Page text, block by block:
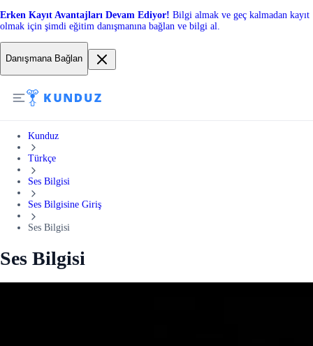
Erken Kayıt Avantajları Devam Ediyor! Bilgi almak ve geç kalmadan kayıt
olmak için şimdi eğitim danışmanına bağlan ve bilgi al.
Danışmana Bağlan
Kunduz
Türkçe
Ses Bilgisi
Ses Bilgisine Giriş
Ses Bilgisi
Ses Bilgisi